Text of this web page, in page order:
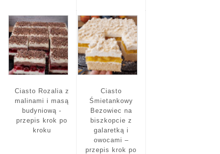
Ciasto Rozalia z
malinami i masą
budyniową -
przepis krok po
kroku
Ciasto
Śmietankowy
Bezowiec na
biszkopcie z
galaretką i
owocami –
przepis krok po